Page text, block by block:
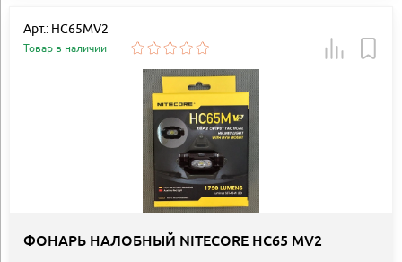
Арт.: HC65MV2
Товар в наличии
ФОНАРЬ НАЛОБНЫЙ NITECORE HC65 MV2